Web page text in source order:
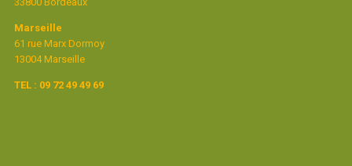
Marseille
61 rue Marx Dormoy
13004 Marseille
TEL : 09 72 49 49 69